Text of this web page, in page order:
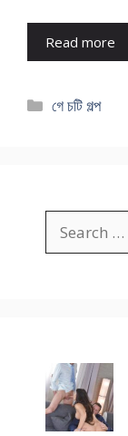
Read more
Categories
গে চটি গল্প
for: